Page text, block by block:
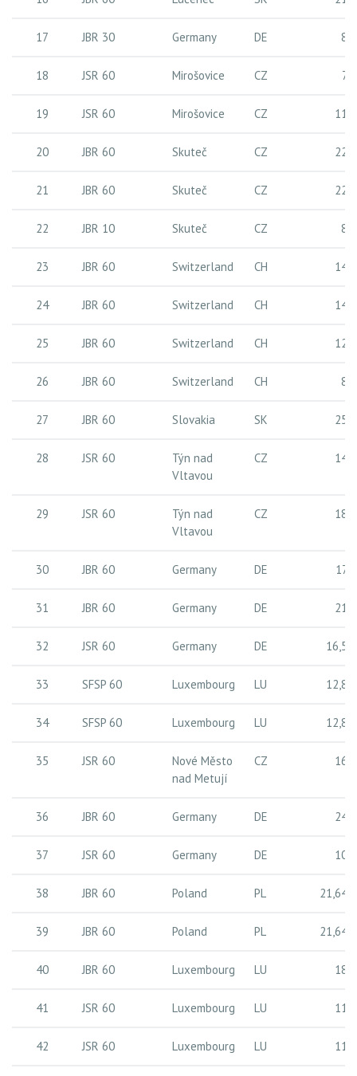
17 JBR 30 Germany DE 8
18 JSR 60 Mirošovice CZ 7
19 JSR 60 Mirošovice CZ 11
20 JBR 60 Skuteč CZ 22
21 JBR 60 Skuteč CZ 22
22 JBR 10 Skuteč CZ 8
23 JBR 60 Switzerland CH 14
24 JBR 60 Switzerland CH 14
25 JBR 60 Switzerland CH 12
26 JBR 60 Switzerland CH 8
27 JBR 60 Slovakia SK 25
28 JSR 60
Týn nad
Vltavou
CZ 14
29 JSR 60
Týn nad
Vltavou
CZ 18
30 JBR 60 Germany DE 17
31 JBR 60 Germany DE 21
32 JSR 60 Germany DE 16,5
33 SFSP 60 Luxembourg LU 12,8
34 SFSP 60 Luxembourg LU 12,8
35 JSR 60
Nové Město
nad Metují
CZ 16
36 JBR 60 Germany DE 24
37 JSR 60 Germany DE 10
38 JBR 60 Poland PL 21,64
39 JBR 60 Poland PL 21,64
40 JBR 60 Luxembourg LU 18
41 JSR 60 Luxembourg LU 11
42 JSR 60 Luxembourg LU 11